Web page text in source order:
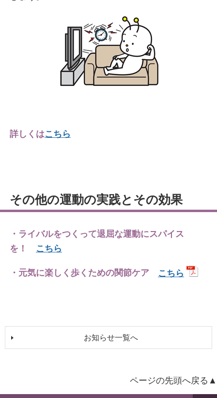
詳しくはこちら
その他の運動の実践とその効果
・ライバルをつくって退屈な運動にスパイス
を！ こちら
・元気に楽しく歩くための関節ケア こちら
お知らせ一覧へ
ページの先頭へ戻る▲